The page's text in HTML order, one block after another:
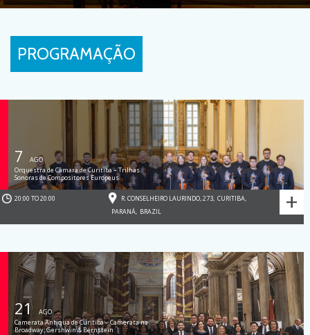
PROGRAMAÇÃO
7
AGO
Orquestra de Câmara de Curitiba – Trilhas
Sonoras de Compositores Europeus
+
20:00 TO 20:00 R. CONSELHEIRO LAURINDO, 273, CURITIBA,
PARANÁ, BRAZIL
21
AGO
Camerata Antiqua de Curitiba – Camerata na
Broadway: Gershwin & Bernstein